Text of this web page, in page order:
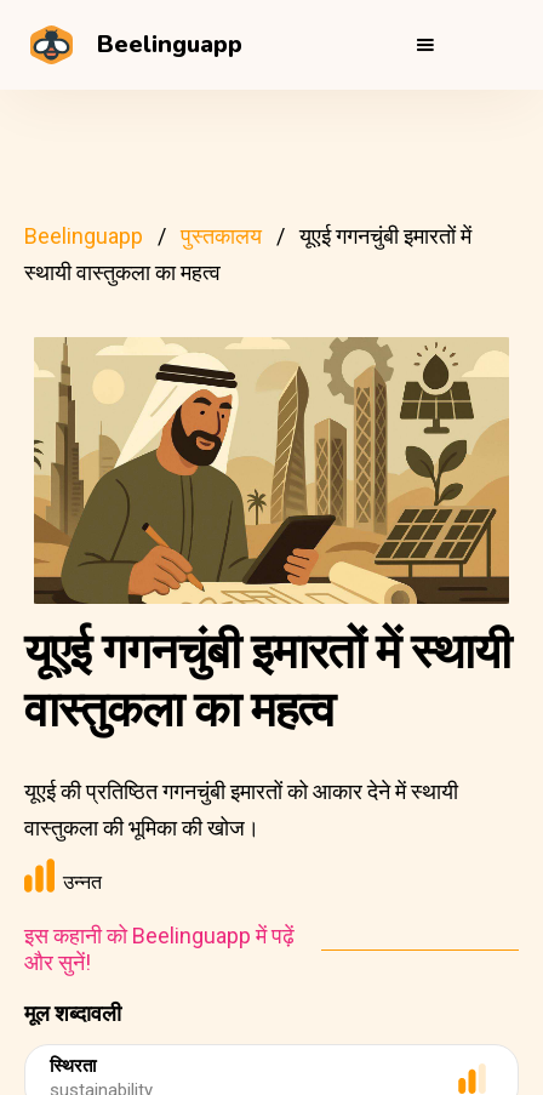
Beelinguapp
Beelinguapp पुस्तकालय
यूएई गगनचुंबी इमारतों में
स्थायी वास्तुकला का महत्व
मूल शब्दावली
स्थिरता
sustainability
यूएई गगनचुंबी इमारतों में स्थायी
वास्तुकला का महत्व
यूएई की प्रतिष्ठित गगनचुंबी इमारतों को आकार देने में स्थायी
वास्तुकला की भूमिका की खोज।
उन्नत
इस कहानी को Beelinguapp में पढ़ें
और सुनें!